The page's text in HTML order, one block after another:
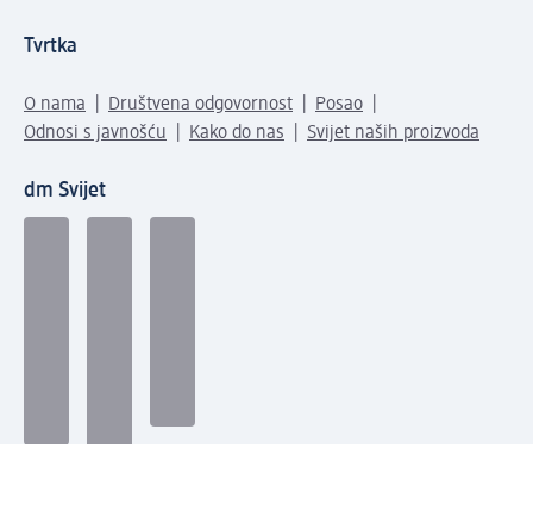
Tvrtka
O nama Društvena odgovornost
Posao
Odnosi s javnošću
Kako do nas Svijet naših proizvoda
dm Svijet